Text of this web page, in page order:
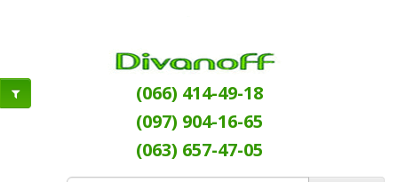
(066) 414-49-18
(097) 904-16-65
(063) 657-47-05